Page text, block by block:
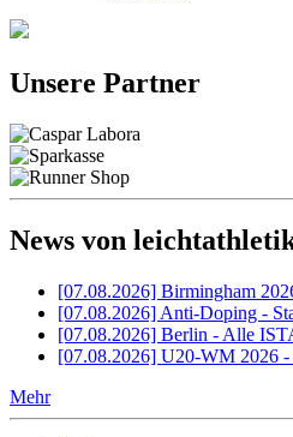
Unsere Partner
News von
[07.08.2026] Birmingham
[07.08.2026] Anti-Doping -
[07.08.2026] Berlin - Alle
[07.08.2026] U20-WM 2026
Mehr